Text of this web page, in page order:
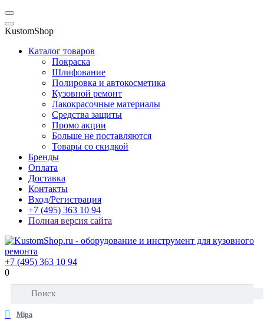
KustomShop
Каталог товаров
Покраска
Шлифование
Полировка и автокосметика
Кузовной ремонт
Лакокрасочные материалы
Средства защиты
Промо акции
Больше не поставляются
Товары со скидкой
Бренды
Оплата
Доставка
Контакты
Вход/Регистрация
+7 (495) 363 10 94
Полная версия сайта
+7 (495) 363 10 94
0
Mipa